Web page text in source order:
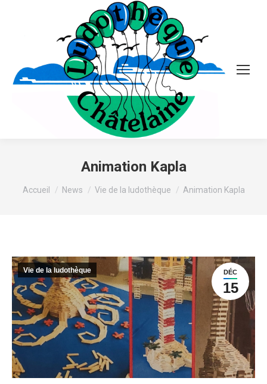
Animation Kapla
Vous êtes ici :
Accueil News Vie de la ludothèque Animation Kapla
DÉC
15
Vie de la ludothèque